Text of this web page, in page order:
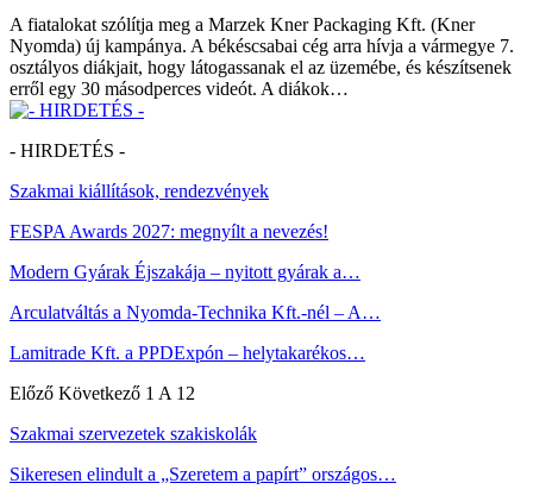
A fiatalokat szólítja meg a Marzek Kner Packaging Kft. (Kner
Nyomda) új kampánya. A békéscsabai cég arra hívja a vármegye 7.
osztályos diákjait, hogy látogassanak el az üzemébe, és készítsenek
erről egy 30 másodperces videót. A diákok…
- HIRDETÉS -
Szakmai kiállítások, rendezvények
FESPA Awards 2027: megnyílt a nevezés!
Modern Gyárak Éjszakája – nyitott gyárak a…
Arculatváltás a Nyomda-Technika Kft.-nél – A…
Lamitrade Kft. a PPDExpón – helytakarékos…
Előző Következő 1 A 12
Szakmai szervezetek szakiskolák
Sikeresen elindult a „Szeretem a papírt” országos…